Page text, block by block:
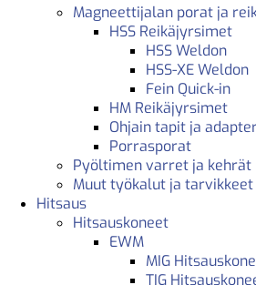
Magneettijalan porat ja
HSS Reikäjyrsimet
HSS Weldon
HSS-XE Weldon
Fein Quick-in
HM Reikäjyrsimet
Ohjain tapit ja
Porrasporat
Pyöltimen varret ja kehrät
Muut työkalut ja tarvikkeet
Hitsaus
Hitsauskoneet
EWM
MIG
TIG